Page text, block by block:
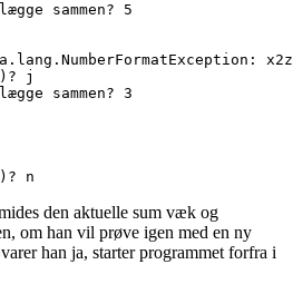
sammen? 5
x2z
j
sammen? 3
n
den aktuelle sum væk og
om han vil prøve igen med en ny
han ja, starter programmet forfra i